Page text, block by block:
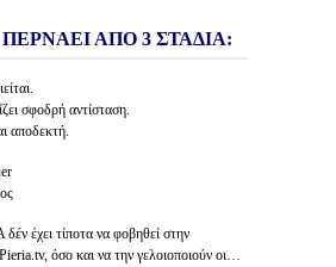
ΑΠΟ 3 ΣΤΑΔΙΑ:
σφοδρή αντίσταση.
αποδεκτή.
έχει τίποτα να φοβηθεί στην
όσο και να την γελοιοποιούν οι…